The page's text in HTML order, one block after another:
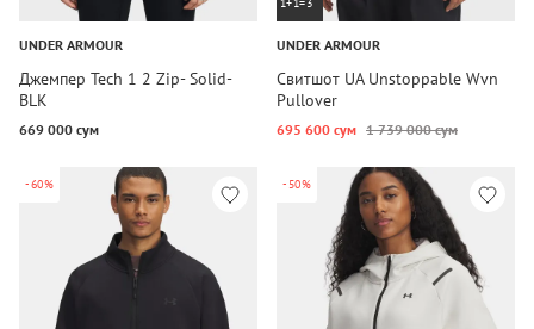
UNDER ARMOUR
Джемпер Tech 1 2 Zip- Solid-
BLK
669 000 сум
UNDER ARMOUR
Свитшот UA Unstoppable Wvn
Pullover
695 600 сум 1 739 000 сум
-60% -50%